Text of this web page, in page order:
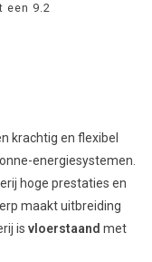
een 9.2
krachtig en flexibel
energiesystemen.
hoge prestaties en
maakt uitbreiding
is vloerstaand met